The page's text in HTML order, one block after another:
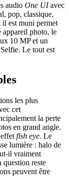
audio One UIavec
pop, classique,
il est muni permet
appareil photo, le
10 MP et un
Le tout est
les plus
cet
la perte
en grand angle.
fish eye. Le
lumière : halo de
il vraiment
question reste
peuvent être